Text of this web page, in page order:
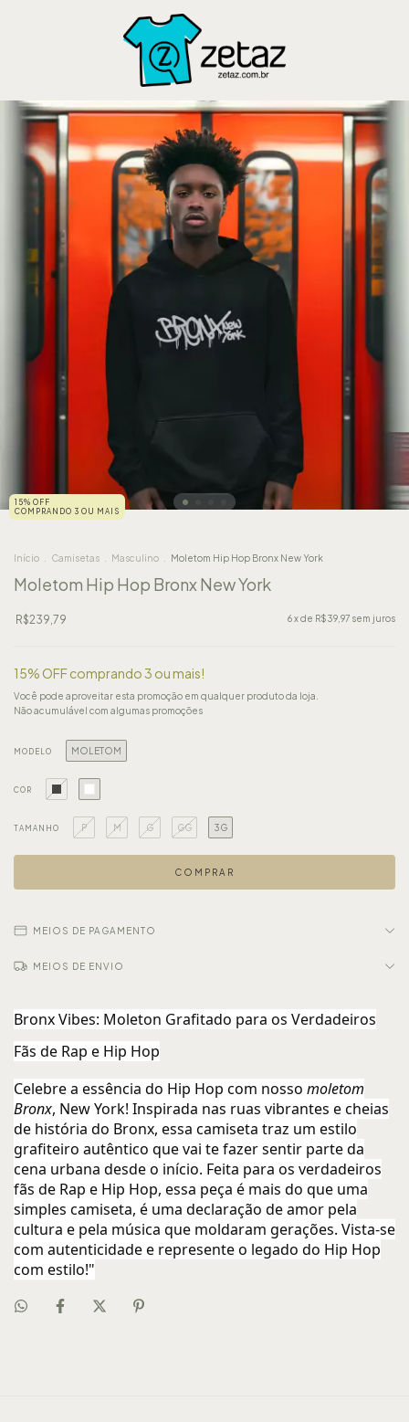
15% OFF
COMPRANDO 3 OU MAIS
Início Camisetas Masculino Moletom Hip Hop Bronx New York
Moletom Hip Hop Bronx New York
R$239,79 6x de R$39,97 sem juros
15% OFF comprando 3 ou mais!
Você pode aproveitar esta promoção em qualquer produto da loja.
Não acumulável com algumas promoções
MODELO MOLETOM
COR
TAMANHO P M G GG 3G
MEIOS DE PAGAMENTO
MEIOS DE ENVIO
Bronx Vibes: Moleton Grafitado para os Verdadeiros
Fãs de Rap e Hip Hop
Celebre a essência do Hip Hop com nosso moletom
Bronx, New York! Inspirada nas ruas vibrantes e cheias
de história do Bronx, essa camiseta traz um estilo
grafiteiro autêntico que vai te fazer sentir parte da
cena urbana desde o início. Feita para os verdadeiros
fãs de Rap e Hip Hop, essa peça é mais do que uma
simples camiseta, é uma declaração de amor pela
cultura e pela música que moldaram gerações. Vista-se
com autenticidade e represente o legado do Hip Hop
com estilo!"